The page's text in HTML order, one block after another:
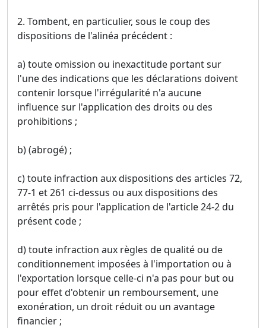
2. Tombent, en particulier, sous le coup des
dispositions de l'alinéa précédent :
a) toute omission ou inexactitude portant sur
l'une des indications que les déclarations doivent
contenir lorsque l'irrégularité n'a aucune
influence sur l'application des droits ou des
prohibitions ;
b) (abrogé) ;
c) toute infraction aux dispositions des articles 72,
77-1 et 261 ci-dessus ou aux dispositions des
arrêtés pris pour l'application de l'article 24-2 du
présent code ;
d) toute infraction aux règles de qualité ou de
conditionnement imposées à l'importation ou à
l'exportation lorsque celle-ci n'a pas pour but ou
pour effet d'obtenir un remboursement, une
exonération, un droit réduit ou un avantage
financier ;